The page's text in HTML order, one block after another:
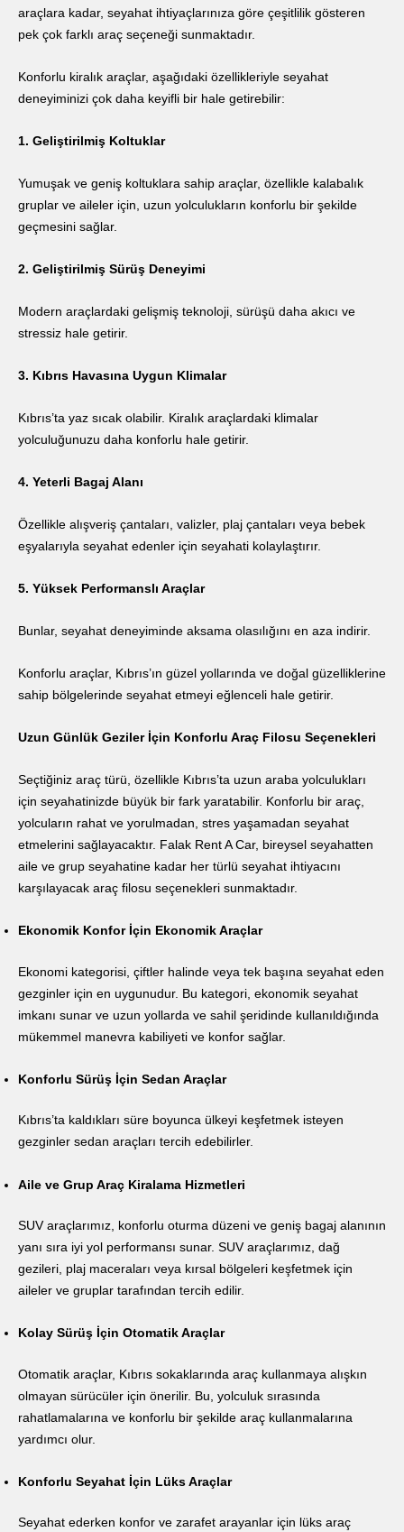
araçlara kadar, seyahat ihtiyaçlarınıza göre çeşitlilik gösteren
pek çok farklı araç seçeneği sunmaktadır.
Konforlu kiralık araçlar, aşağıdaki özellikleriyle seyahat
deneyiminizi çok daha keyifli bir hale getirebilir:
1. Geliştirilmiş Koltuklar
Yumuşak ve geniş koltuklara sahip araçlar, özellikle kalabalık
gruplar ve aileler için, uzun yolculukların konforlu bir şekilde
geçmesini sağlar.
2. Geliştirilmiş Sürüş Deneyimi
Modern araçlardaki gelişmiş teknoloji, sürüşü daha akıcı ve
stressiz hale getirir.
3. Kıbrıs Havasına Uygun Klimalar
Kıbrıs’ta yaz sıcak olabilir. Kiralık araçlardaki klimalar
yolculuğunuzu daha konforlu hale getirir.
4. Yeterli Bagaj Alanı
Özellikle alışveriş çantaları, valizler, plaj çantaları veya bebek
eşyalarıyla seyahat edenler için seyahati kolaylaştırır.
5. Yüksek Performanslı Araçlar
Bunlar, seyahat deneyiminde aksama olasılığını en aza indirir.
Konforlu araçlar, Kıbrıs’ın güzel yollarında ve doğal güzelliklerine
sahip bölgelerinde seyahat etmeyi eğlenceli hale getirir.
Uzun Günlük Geziler İçin Konforlu Araç Filosu Seçenekleri
Seçtiğiniz araç türü, özellikle Kıbrıs’ta uzun araba yolculukları
için seyahatinizde büyük bir fark yaratabilir. Konforlu bir araç,
yolcuların rahat ve yorulmadan, stres yaşamadan seyahat
etmelerini sağlayacaktır. Falak Rent A Car, bireysel seyahatten
aile ve grup seyahatine kadar her türlü seyahat ihtiyacını
karşılayacak araç filosu seçenekleri sunmaktadır.
Ekonomik Konfor İçin Ekonomik Araçlar
Ekonomi kategorisi, çiftler halinde veya tek başına seyahat eden
gezginler için en uygunudur. Bu kategori, ekonomik seyahat
imkanı sunar ve uzun yollarda ve sahil şeridinde kullanıldığında
mükemmel manevra kabiliyeti ve konfor sağlar.
Konforlu Sürüş İçin Sedan Araçlar
Kıbrıs’ta kaldıkları süre boyunca ülkeyi keşfetmek isteyen
gezginler sedan araçları tercih edebilirler.
Aile ve Grup Araç Kiralama Hizmetleri
SUV araçlarımız, konforlu oturma düzeni ve geniş bagaj alanının
yanı sıra iyi yol performansı sunar. SUV araçlarımız, dağ
gezileri, plaj maceraları veya kırsal bölgeleri keşfetmek için
aileler ve gruplar tarafından tercih edilir.
Kolay Sürüş İçin Otomatik Araçlar
Otomatik araçlar, Kıbrıs sokaklarında araç kullanmaya alışkın
olmayan sürücüler için önerilir. Bu, yolculuk sırasında
rahatlamalarına ve konforlu bir şekilde araç kullanmalarına
yardımcı olur.
Konforlu Seyahat İçin Lüks Araçlar
Seyahat ederken konfor ve zarafet arayanlar için lüks araç